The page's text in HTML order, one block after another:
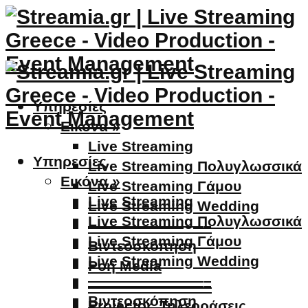
Υπηρεσίες
Εικόνα »
Live Streaming
Live Streaming Πολυγλωσσικά
Live Streaming Γάμου
Live Streaming Wedding
————————–
Βιντεοσκόπηση
Ροή Media
————————–
Υπηρεσίες
Εικόνα »
Live Streaming
Live Streaming Πολυγλωσσικά
Live Streaming Γάμου
Live Streaming Wedding
————————–
Βιντεοσκόπηση